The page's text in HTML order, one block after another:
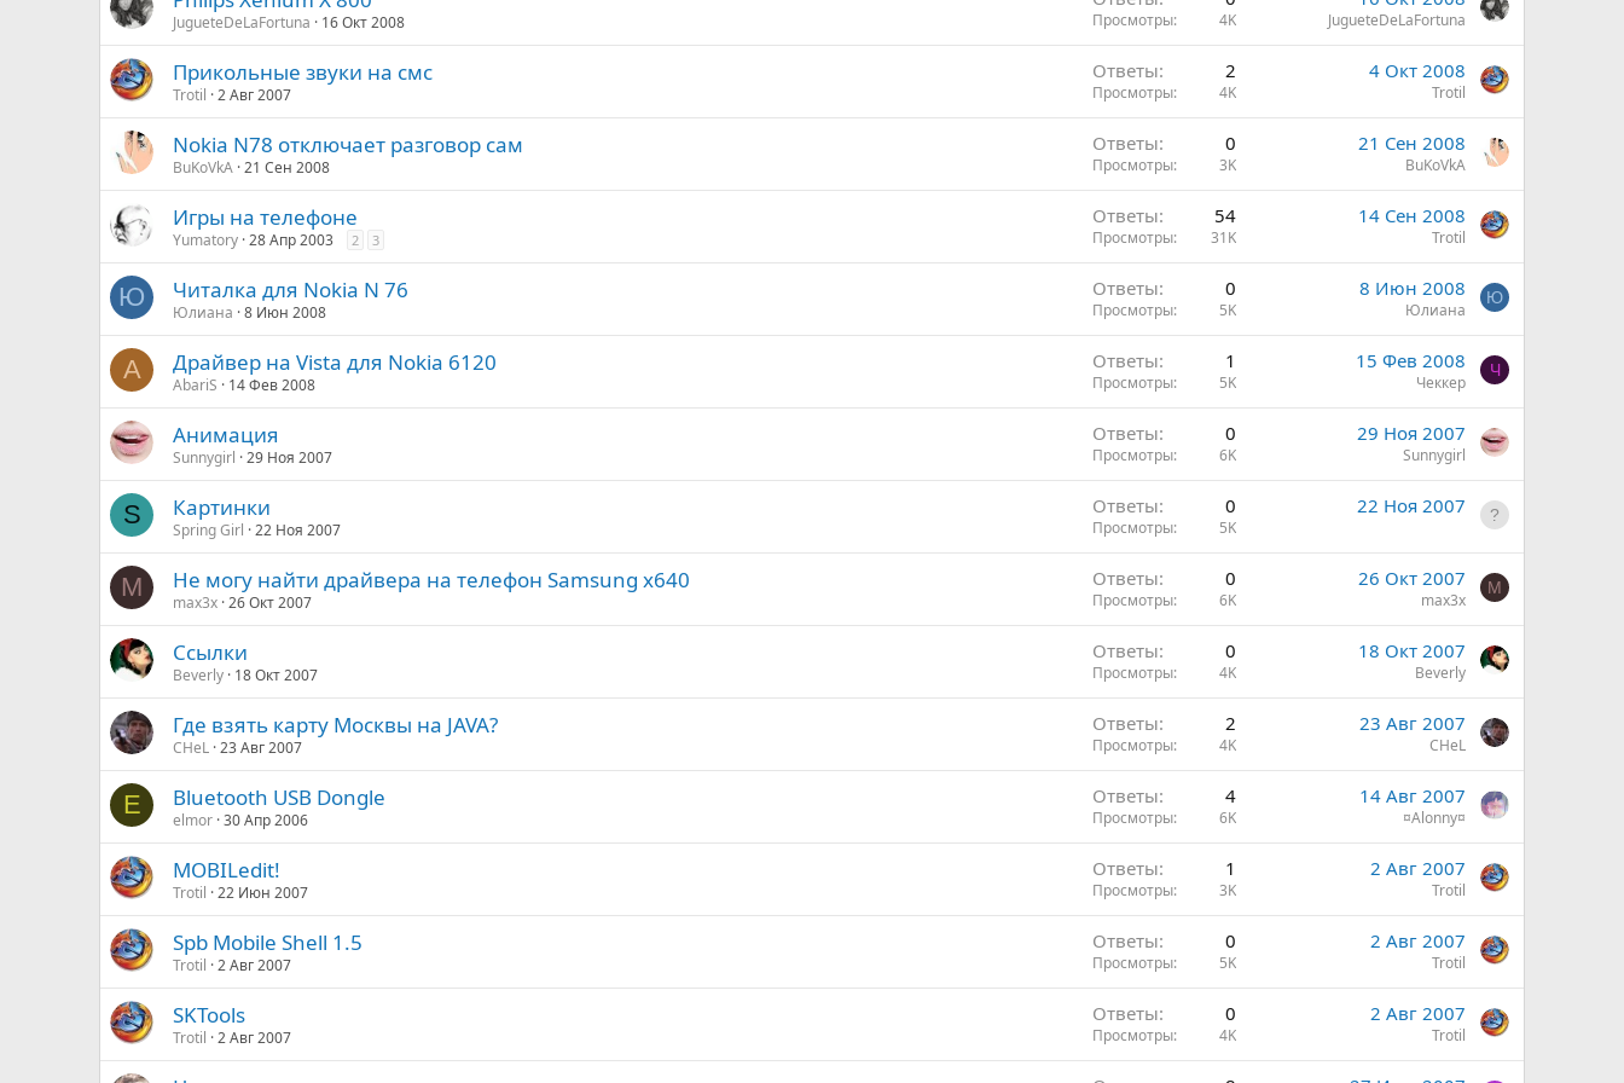
JugueteDeLaFortuna 16 Окт 2008 Просмотры 4K JugueteDeLaFortuna
Прикольные звуки на смс
Trotil 2 Авг 2007
Ответы 2
Просмотры 4K
4 Окт 2008
Trotil
Nokia N78 отключает разговор сам
BuKoVkA 21 Сен 2008
Ответы 0
Просмотры 3K
21 Сен 2008
BuKoVkA
Игры на телефоне
Yumatory 28 Апр 2003 2 3
Ответы 54
Просмотры 31K
14 Сен 2008
Trotil
Ю Читалка для Nokia N 76
Юлиана 8 Июн 2008
Ответы 0
Просмотры 5K
8 Июн 2008
Юлиана
Ю
A Драйвер на Vista для Nokia 6120
AbariS 14 Фев 2008
Ответы 1
Просмотры 5K
15 Фев 2008
Чеккер
Ч
Анимация
Sunnygirl 29 Ноя 2007
Ответы 0
Просмотры 6K
29 Ноя 2007
Sunnygirl
S Картинки
Spring Girl 22 Ноя 2007
Ответы 0
Просмотры 5K
22 Ноя 2007
M Не могу найти драйвера на телефон Samsung x640
max3x 26 Окт 2007
Ответы 0
Просмотры 6K
26 Окт 2007
max3x
M
Ссылки
Beverly 18 Окт 2007
Ответы 0
Просмотры 4K
18 Окт 2007
Beverly
Где взять карту Москвы на JAVA?
CHeL 23 Авг 2007
Ответы 2
Просмотры 4K
23 Авг 2007
CHeL
E Bluetooth USB Dongle
elmor 30 Апр 2006
Ответы 4
Просмотры 6K
14 Авг 2007
¤Alonny¤
MOBILedit!
Trotil 22 Июн 2007
Ответы 1
Просмотры 3K
2 Авг 2007
Trotil
Spb Mobile Shell 1.5
Trotil 2 Авг 2007
Ответы 0
Просмотры 5K
2 Авг 2007
Trotil
SKTools
Trotil 2 Авг 2007
Ответы 0
Просмотры 4K
2 Авг 2007
Trotil